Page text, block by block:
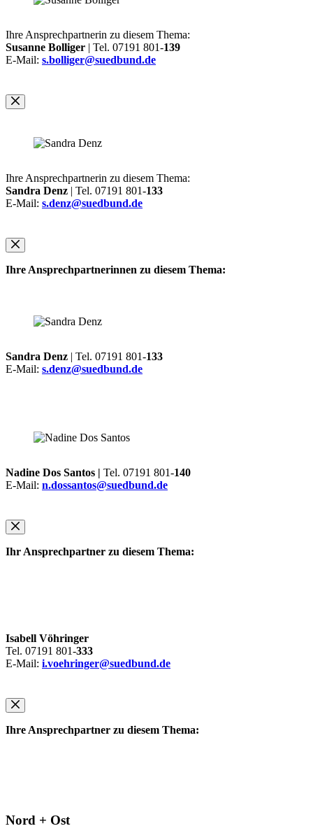
Ihre Ansprechpartnerin zu diesem Thema:
Susanne Bolliger | Tel. 07191 801-139
E-Mail: s.bolliger@suedbund.de
Ihre Ansprechpartnerin zu diesem Thema:
Sandra Denz | Tel. 07191 801-133
E-Mail: s.denz@suedbund.de
Ihre Ansprechpartnerinnen zu diesem Thema:
Sandra Denz | Tel. 07191 801-133
E-Mail: s.denz@suedbund.de
Nadine Dos Santos | Tel. 07191 801-140
E-Mail: n.dossantos@suedbund.de
Ihr Ansprechpartner zu diesem Thema:
Isabell Vöhringer
Tel. 07191 801-333
E-Mail: i.voehringer@suedbund.de
Ihre Ansprechpartner zu diesem Thema:
Nord + Ost